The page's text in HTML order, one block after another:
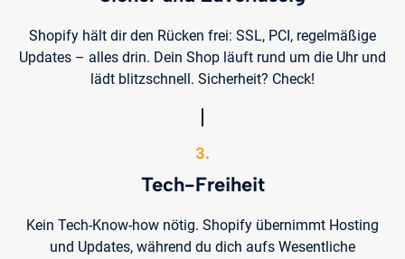
Shopify hält dir den Rücken frei: SSL, PCI, regelmäßige
Updates – alles drin. Dein Shop läuft rund um die Uhr und
lädt blitzschnell. Sicherheit? Check!
3.
Tech-Freiheit
Kein Tech-Know-how nötig. Shopify übernimmt Hosting
und Updates, während du dich aufs Wesentliche